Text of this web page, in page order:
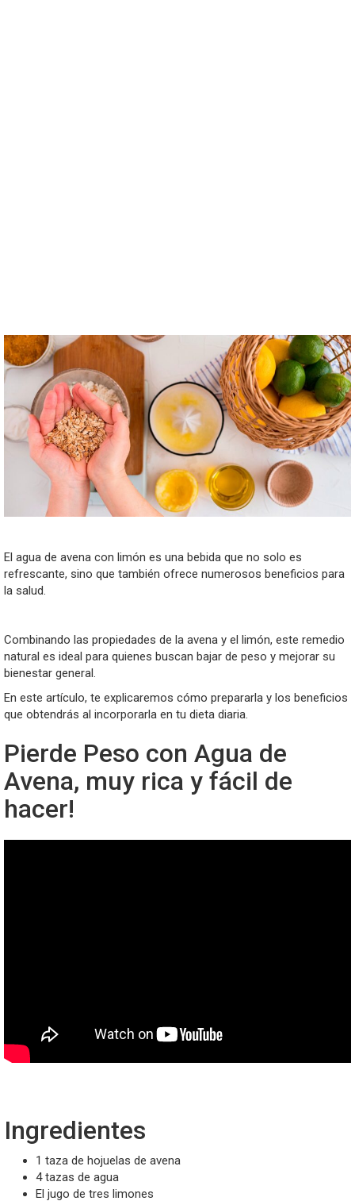
El agua de avena con limón es una bebida que no solo es
refrescante, sino que también ofrece numerosos beneficios para
la salud.
Combinando las propiedades de la avena y el limón, este remedio
natural es ideal para quienes buscan bajar de peso y mejorar su
bienestar general.
En este artículo, te explicaremos cómo prepararla y los beneficios
que obtendrás al incorporarla en tu dieta diaria.
Pierde Peso con Agua de
Avena, muy rica y fácil de
hacer!
Ingredientes
1 taza de hojuelas de avena
4 tazas de agua
El jugo de tres limones